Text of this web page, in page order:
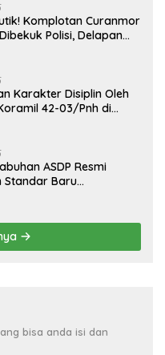
Komplotan Curanmor
Polisi, Delapan
Karakter Disiplin Oleh
42-03/Pnh di
ASDP Resmi
Standar Baru
bisa anda isi dan